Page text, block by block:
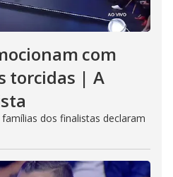
com
torcidas | A
dos finalistas declaram